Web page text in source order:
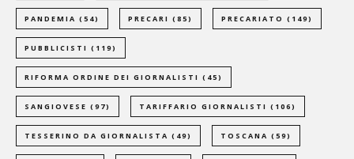
PANDEMIA (54) PRECARI (85) PRECARIATO (149)
PUBBLICISTI (119)
RIFORMA ORDINE DEI GIORNALISTI (45)
SANGIOVESE (97) TARIFFARIO GIORNALISTI (106)
TESSERINO DA GIORNALISTA (49) TOSCANA (59)